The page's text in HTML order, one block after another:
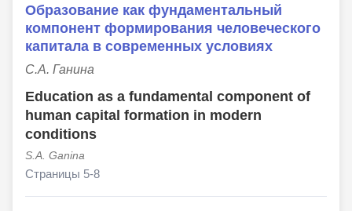
Образование как фундаментальный
компонент формирования человеческого
капитала в современных условиях
С.А. Ганина
Education as a fundamental component of
human capital formation in modern
conditions
S.A. Ganina
Страницы 5-8